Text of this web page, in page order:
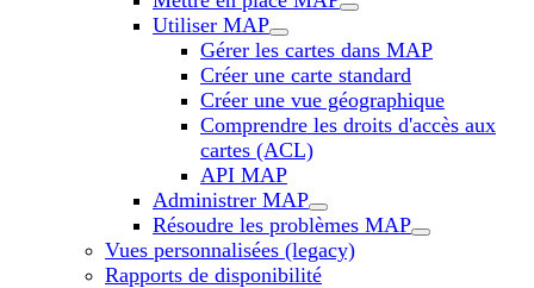
Utiliser MAP
Gérer les cartes dans MAP
Créer une carte standard
Créer une vue géographique
Comprendre les droits d'accès aux
cartes (ACL)
API MAP
Administrer MAP
Résoudre les problèmes MAP
Vues personnalisées (legacy)
Rapports de disponibilité